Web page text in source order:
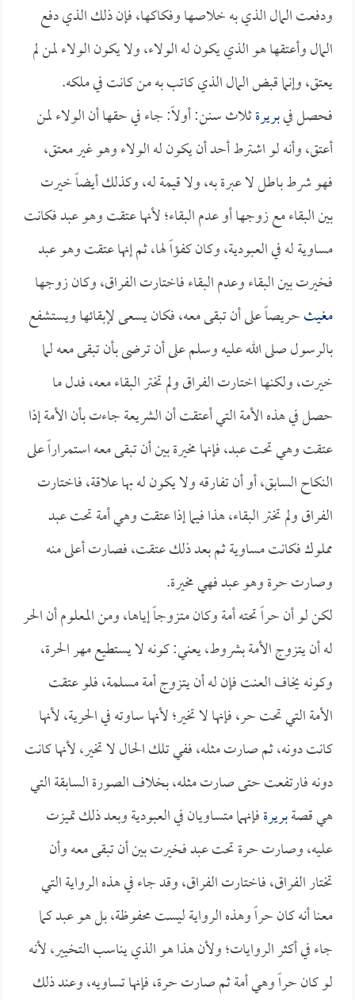
ودفعت المال الذي به خلاصها وفكاكها، فإن ذلك الذي دفع
المال وأعتقها هو الذي يكون له الولاء، ولا يكون الولاء لمن لم
يعتق، وإنما قبض المال الذي كاتب به من كانت في ملكه.
فحصل فيبريرةثلاث سنن: أولاً: جاء في حقها أن الولاء لمن
أعتق، وأنه لو اشترط أحد أن يكون له الولاء وهو غير معتق،
فهو شرط باطل لا عبرة به، ولا قيمة له، وكذلك أيضاً خيرت
بين البقاء مع زوجها أو عدم البقاء؛ لأنها عتقت وهو عبد فكانت
مساوية له في العبودية، وكان كفؤاً لها، ثم إنها عتقت وهو عبد
فخيرت بين البقاء وعدم البقاء فاختارت الفراق، وكان زوجها
مغيثحريصاً على أن تبقى معه، فكان يسعى لإبقائها ويستشفع
بالرسول صلى الله عليه وسلم على أن ترضى بأن تبقى معه لما
خيرت، ولكنها اختارت الفراق ولم تختر البقاء معه، فدل ما
حصل في هذه الأمة التي أعتقت أن الشريعة جاءت بأن الأمة إذا
عتقت وهي تحت عبد، فإنها مخيرة بين أن تبقى معه استمراراً على
النكاح السابق، أو أن تفارقه ولا يكون له بها علاقة، فاختارت
الفراق ولم تختر البقاء، هذا فيما إذا عتقت وهي أمة تحت عبد
مملوك فكانت مساوية ثم بعد ذلك عتقت، فصارت أعلى منه
وصارت حرة وهو عبد فهي مخيرة.
لكن لو أن حراً تحته أمة وكان متزوجاً إياها، ومن المعلوم أن الحر
له أن يتزوج الأمة بشروط، يعني: كونه لا يستطيع مهر الحرة،
وكونه يخاف العنت فإن له أن يتزوج أمة مسلمة، فلو عتقت
الأمة التي تحت حر، فإنها لا تخير؛ لأنها ساوته في الحرية، لأنها
كانت دونه، ثم صارت مثله، ففي تلك الحال لا تخير، لأنها كانت
دونه فارتفعت حتى صارت مثله، بخلاف الصورة السابقة التي
هي قصةبريرةفإنهما متساويان في العبودية وبعد ذلك تميزت
عليه، وصارت حرة تحت عبد فخيرت بين أن تبقى معه وأن
تختار الفراق، فاختارت الفراق، وقد جاء في هذه الرواية التي
معنا أنه كان حراً وهذه الرواية ليست محفوظة، بل هو عبد كما
جاء في أكثر الروايات؛ ولأن هذا هو الذي يناسب التخيير، لأنه
لو كان حراً وهي أمة ثم صارت حرة، فإنها تساويه، وعند ذلك